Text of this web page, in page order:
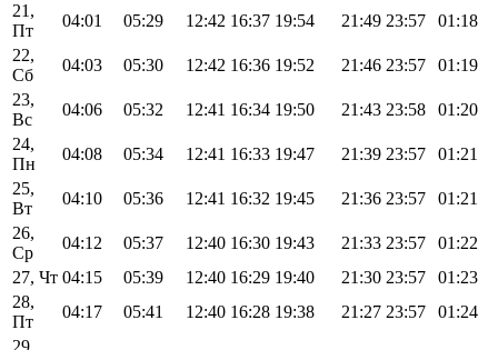
21,
Пт
04:01 05:29 12:42 16:37 19:54 21:49 23:57
01:18
22,
Сб
04:03 05:30 12:42 16:36 19:52 21:46 23:57
01:19
23,
Вс
04:06 05:32 12:41 16:34 19:50 21:43 23:58
01:20
24,
Пн
04:08 05:34 12:41 16:33 19:47 21:39 23:57
01:21
25,
Вт
04:10 05:36 12:41 16:32 19:45 21:36 23:57
01:21
26,
Ср
04:12 05:37 12:40 16:30 19:43 21:33 23:57
01:22
27, Чт 04:15 05:39 12:40 16:29 19:40 21:30 23:57
01:23
28,
Пт
04:17 05:41 12:40 16:28 19:38 21:27 23:57
01:24